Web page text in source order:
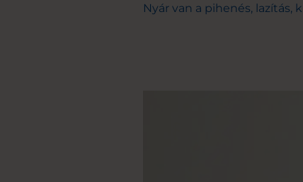
Nyár van a pihenés, lazítás,